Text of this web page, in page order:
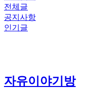
전체글
공지사항
인기글
자유이야기방